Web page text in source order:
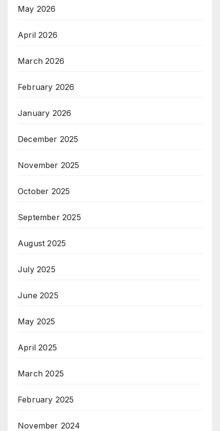
May 2026
April 2026
March 2026
February 2026
January 2026
December 2025
November 2025
October 2025
September 2025
August 2025
July 2025
June 2025
May 2025
April 2025
March 2025
February 2025
November 2024